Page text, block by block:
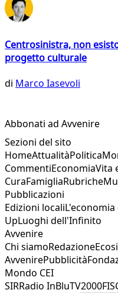
Centrosinistra, non
progetto culturale
di Marco Iasevoli
Abbonati ad Avvenire
Sezioni del sito
HomeAttualitàPolitica
CommentiEconomiaVita
CuraFamigliaRubriche
Pubblicazioni
Edizioni localiL'economia
UpLuoghi dell'Infinito
Avvenire
Chi siamoRedazione
AvvenirePubblicità
Mondo CEI
SIRRadio InBluTV2000